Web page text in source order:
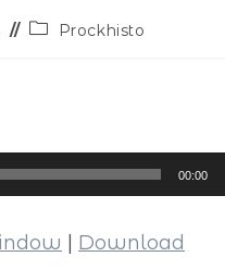
Prockhisto
00:00
Download